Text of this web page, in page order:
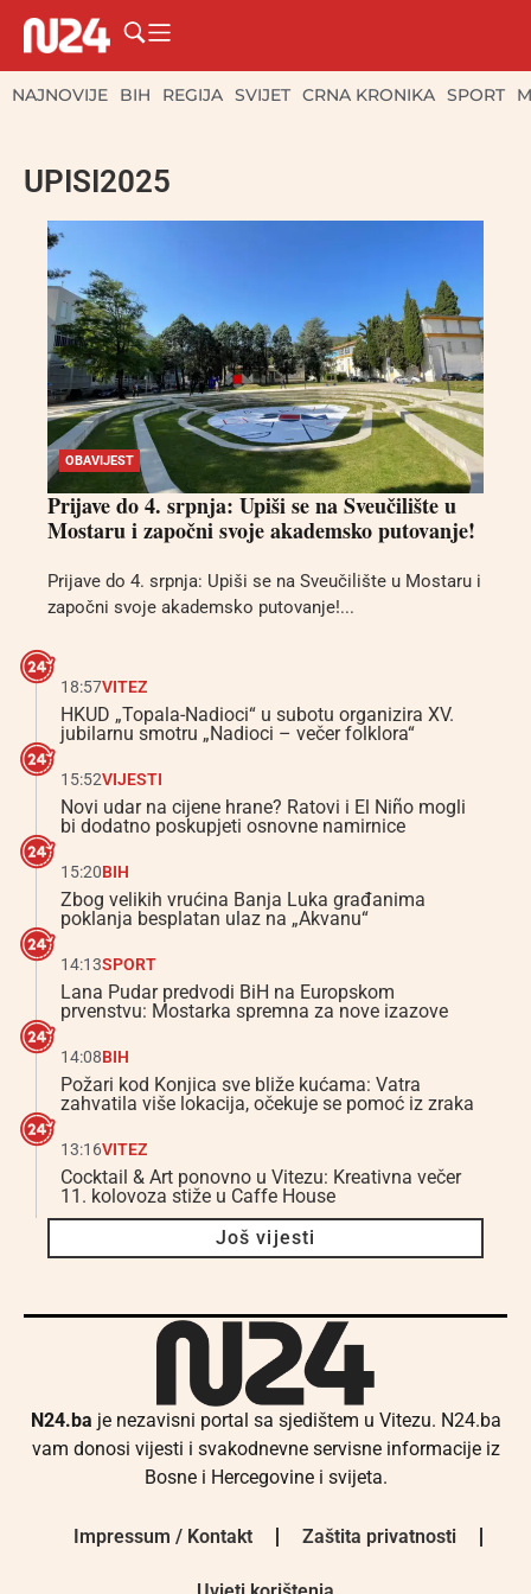
NAJNOVIJE BIH REGIJA SVIJET CRNA KRONIKA SPORT
UPISI2025
OBAVIJEST
Prijave do 4. srpnja: Upiši se na Sveučilište u
Mostaru i započni svoje akademsko putovanje!
Prijave do 4. srpnja: Upiši se na Sveučilište u Mostaru i
započni svoje akademsko putovanje!...
18:57VITEZ
HKUD „Topala-Nadioci“ u subotu organizira XV.
jubilarnu smotru „Nadioci – večer folklora“
15:52VIJESTI
Novi udar na cijene hrane? Ratovi i El Niño mogli
bi dodatno poskupjeti osnovne namirnice
15:20BIH
Zbog velikih vrućina Banja Luka građanima
poklanja besplatan ulaz na „Akvanu“
14:13SPORT
Lana Pudar predvodi BiH na Europskom
prvenstvu: Mostarka spremna za nove izazove
14:08BIH
Požari kod Konjica sve bliže kućama: Vatra
zahvatila više lokacija, očekuje se pomoć iz zraka
13:16VITEZ
Cocktail & Art ponovno u Vitezu: Kreativna večer
11. kolovoza stiže u Caffe House
Još vijesti
N24.ba je nezavisni portal sa sjedištem u Vitezu. N24.ba
vam donosi vijesti i svakodnevne servisne informacije iz
Bosne i Hercegovine i svijeta.
Impressum / Kontakt Zaštita privatnosti